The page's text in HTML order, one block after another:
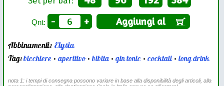
Qnt: - + Aggiungi al
Abbinamenti: Elysia
Tag:bicchiere •aperitivo•bibita•gin tonic •cocktail•long drink
nota 1: i tempi di consegna possono variare in base alla disponibilità degli articoli, alla